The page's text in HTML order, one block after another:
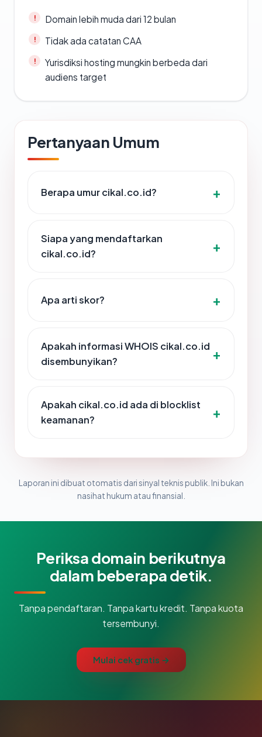
Domain lebih muda dari 12 bulan
Tidak ada catatan CAA
Yurisdiksi hosting mungkin berbeda dari
audiens target
Pertanyaan Umum
Berapa umur cikal.co.id?
Siapa yang mendaftarkan
cikal.co.id?
Apa arti skor?
Apakah informasi WHOIS cikal.co.id
disembunyikan?
Apakah cikal.co.id ada di blocklist
keamanan?
Laporan ini dibuat otomatis dari sinyal teknis publik. Ini bukan
nasihat hukum atau finansial.
Periksa domain berikutnya
dalam beberapa detik.
Tanpa pendaftaran. Tanpa kartu kredit. Tanpa kuota
tersembunyi.
Mulai cek gratis →